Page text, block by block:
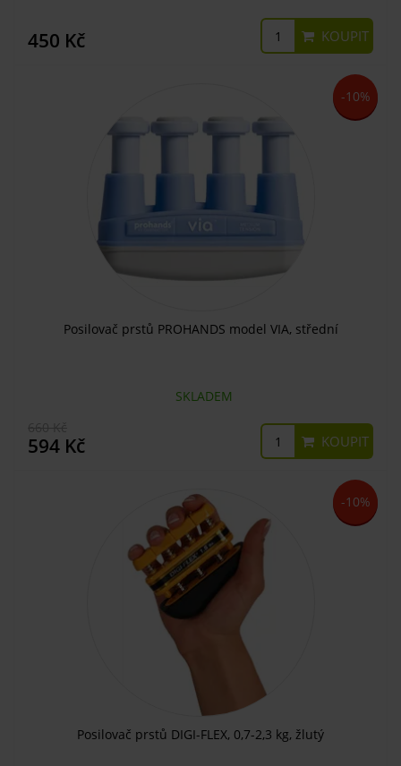
450 Kč KOUPIT
-10%
Posilovač prstů PROHANDS model VIA, střední
SKLADEM
594 Kč KOUPIT
-10%
Posilovač prstů DIGI-FLEX, 0,7-2,3 kg, žlutý